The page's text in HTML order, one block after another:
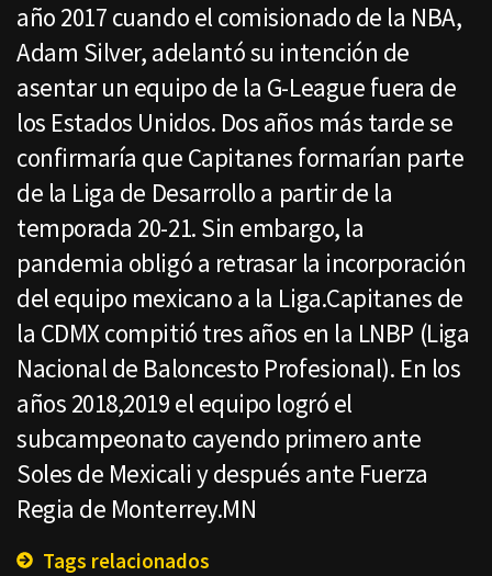
año 2017 cuando el comisionado de la NBA,
Adam Silver, adelantó su intención de
asentar un equipo de la G-League fuera de
los Estados Unidos. Dos años más tarde se
confirmaría que Capitanes formarían parte
de la Liga de Desarrollo a partir de la
temporada 20-21. Sin embargo, la
pandemia obligó a retrasar la incorporación
del equipo mexicano a la Liga.Capitanes de
la CDMX compitió tres años en la LNBP (Liga
Nacional de Baloncesto Profesional). En los
años 2018,2019 el equipo logró el
subcampeonato cayendo primero ante
Soles de Mexicali y después ante Fuerza
Regia de Monterrey.MN
Tags relacionados